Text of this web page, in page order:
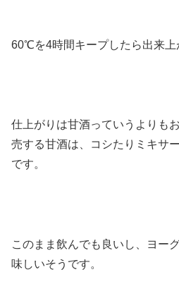
60℃を4時間キープしたら出来上
仕上がりは甘酒っていうよりも
売する甘酒は、コシたりミキサ
です。
このまま飲んでも良いし、ヨー
味しいそうです。